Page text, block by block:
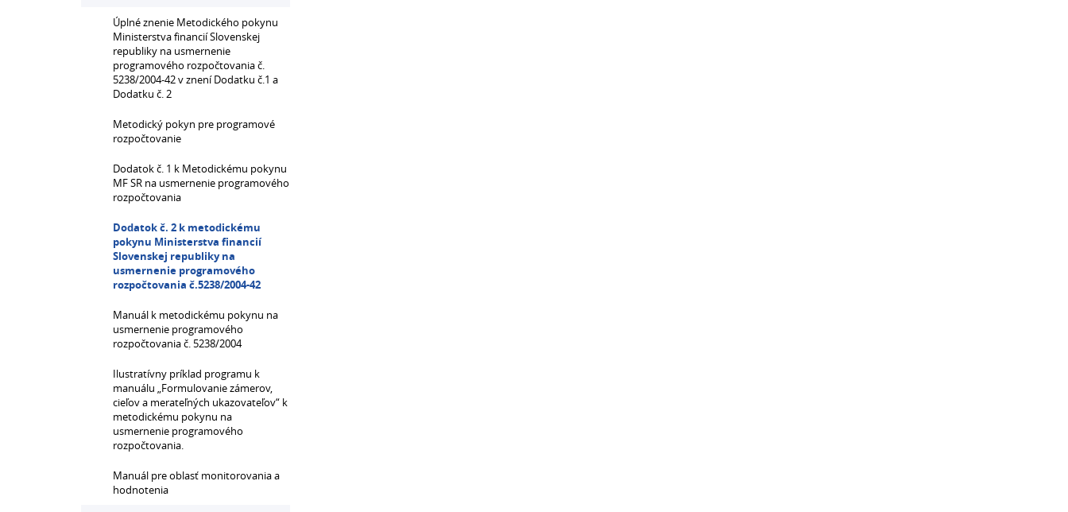
Úplné znenie Metodického pokynu
Ministerstva financií Slovenskej
republiky na usmernenie
programového rozpočtovania č.
5238/2004-42 v znení Dodatku č.1 a
Dodatku č. 2
Metodický pokyn pre programové
rozpočtovanie
Dodatok č. 1 k Metodickému pokynu
MF SR na usmernenie programového
rozpočtovania
Dodatok č. 2 k metodickému
pokynu Ministerstva financií
Slovenskej republiky na
usmernenie programového
rozpočtovania č.5238/2004-42
Manuál k metodickému pokynu na
usmernenie programového
rozpočtovania č. 5238/2004
Ilustratívny príklad programu k
manuálu „Formulovanie zámerov,
cieľov a merateľných ukazovateľov“ k
metodickému pokynu na
usmernenie programového
rozpočtovania.
Manuál pre oblasť monitorovania a
hodnotenia